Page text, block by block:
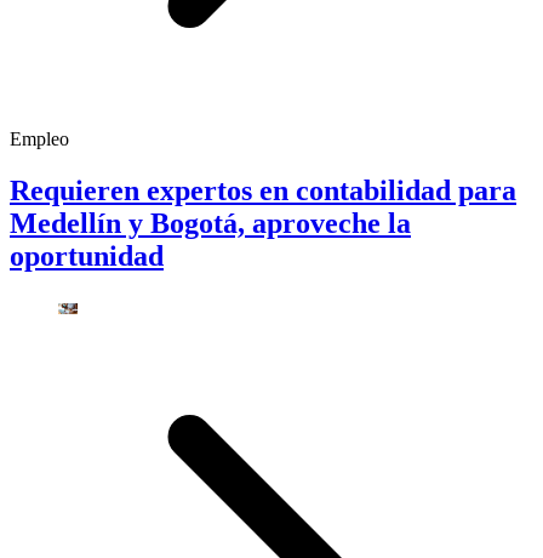
Empleo
Requieren expertos en contabilidad para
Medellín y Bogotá, aproveche la
oportunidad